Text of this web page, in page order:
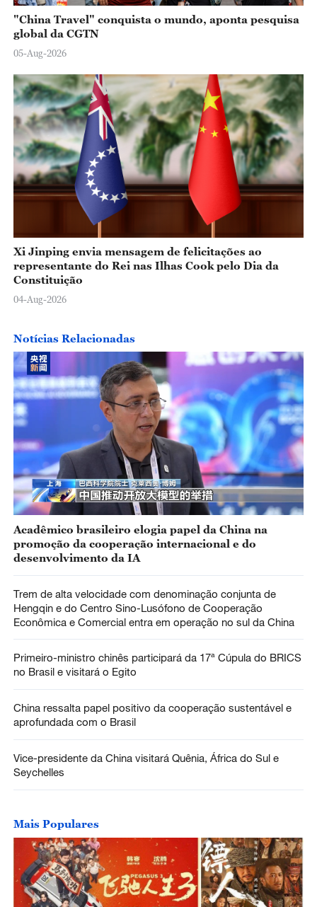
"China Travel" conquista o mundo, aponta pesquisa
global da CGTN
05-Aug-2026
Xi Jinping envia mensagem de felicitações ao
representante do Rei nas Ilhas Cook pelo Dia da
Constituição
04-Aug-2026
Notícias Relacionadas
Acadêmico brasileiro elogia papel da China na
promoção da cooperação internacional e do
desenvolvimento da IA
Trem de alta velocidade com denominação conjunta de
Hengqin e do Centro Sino-Lusófono de Cooperação
Econômica e Comercial entra em operação no sul da China
Primeiro-ministro chinês participará da 17ª Cúpula do BRICS
no Brasil e visitará o Egito
China ressalta papel positivo da cooperação sustentável e
aprofundada com o Brasil
Vice-presidente da China visitará Quênia, África do Sul e
Seychelles
Mais Populares